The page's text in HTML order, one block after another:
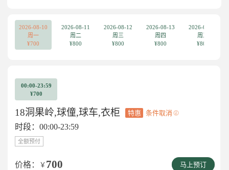
2026-08-10
周一
¥700
2026-08-11
周二
¥800
2026-08-12
周三
¥800
2026-08-13
周四
¥800
2026-08-14
周五
¥800
00:00-23:59
¥700
18洞果岭,球僮,球车,衣柜 特惠 条件取消
时段：00:00-23:59
全额预付
价格： ￥ 700 马上预订